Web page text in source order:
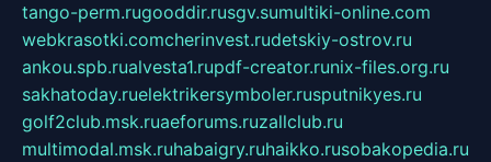
tango-perm.rugooddir.rusgv.sumultiki-online.com
webkrasotki.comcherinvest.rudetskiy-ostrov.ru
ankou.spb.rualvesta1.rupdf-creator.runix-files.org.ru
sakhatoday.ruelektrikersymboler.rusputnikyes.ru
golf2club.msk.ruaeforums.ruzallclub.ru
multimodal.msk.ruhabaigry.ruhaikko.rusobakopedia.ru